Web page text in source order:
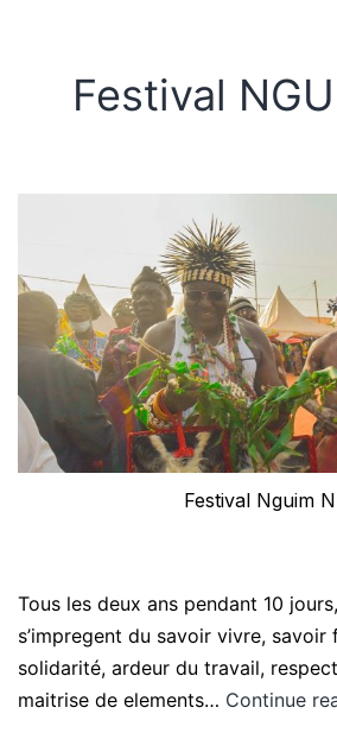
Festival
Festival Nguim
Tous les deux ans pendant 10
s’impregent du savoir vivre, savoir
solidarité, ardeur du travail,
maitrise de elements… Continue